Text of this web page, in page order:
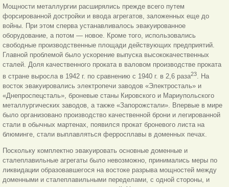
Мощности металлургии расширялись прежде всего путем
форсированной достройки и ввода агрегатов, заложенных еще до
войны. При этом сперва устанавливалось эвакуированное
оборудование, а потом — новое. Кроме того, использовались
свободные производственные площади действующих предприятий.
Главной проблемой было ускорение выпуска высококачественных
сталей. Доля качественного проката в валовом производстве проката
в стране выросла в 1942 г. по сравнению с 1940 г. в 2,6 раза23
. На
восток эвакуировались электропечи заводов «Электросталь» и
«Днепроспецсталь», броневые станы Кировского и Мариупольского
металлургических заводов, а также «Запорожстали». Впервые в мире
было организовано производство качественной брони и легированной
стали в обычных мартенах, появился прокат броневого листа на
блюминге, стали выплавляться ферросплавы в доменных печах.
Поскольку комплектно эвакуировать основные доменные и
сталеплавильные агрегаты было невозможно, принимались меры по
ликвидации образовавшегося на востоке разрыва мощностей между
доменными и сталеплавильными переделами, с одной стороны, и